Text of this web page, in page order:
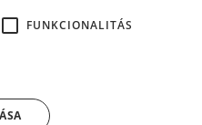
hallgatónak! – I.
FUNKCIONALITÁS